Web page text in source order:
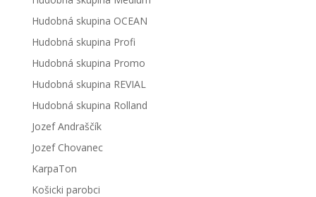
Hudobná skupina OCEAN
Hudobná skupina Profi
Hudobná skupina Promo
Hudobná skupina REVIAL
Hudobná skupina Rolland
Jozef Andraščík
Jozef Chovanec
KarpaTon
Košicki parobci